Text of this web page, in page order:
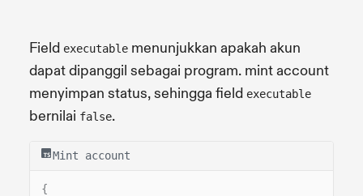
Field executable menunjukkan apakah akun
dapat dipanggil sebagai program. mint account
menyimpan status, sehingga field executable
bernilai false.
Mint account
{